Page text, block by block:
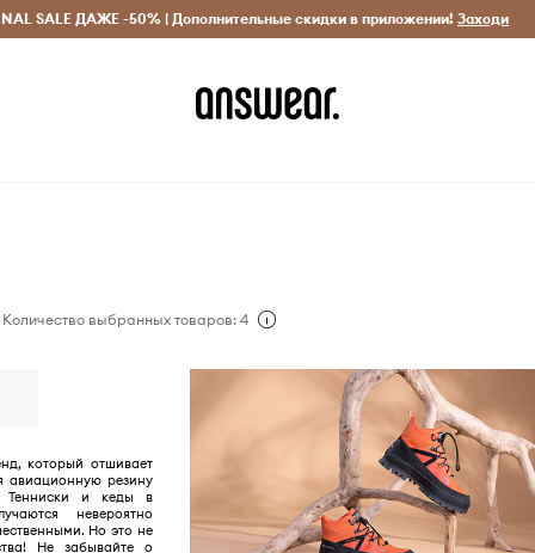
Исключительно оригинальные товары Экономь с
SALE ДАЖЕ -50% | Дополнительные скидки в приложении! Заходи
Количество выбранных товаров: 4
который отшивает
авиационную резину
Тенниски и кеды в
невероятно
Но это не
Не забывайте о